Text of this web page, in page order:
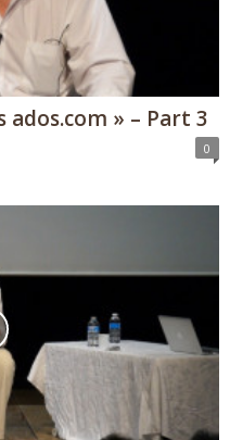
ados.com » – Part 3
0